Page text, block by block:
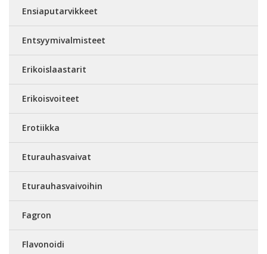
Ensiaputarvikkeet
Entsyymivalmisteet
Erikoislaastarit
Erikoisvoiteet
Erotiikka
Eturauhasvaivat
Eturauhasvaivoihin
Fagron
Flavonoidi